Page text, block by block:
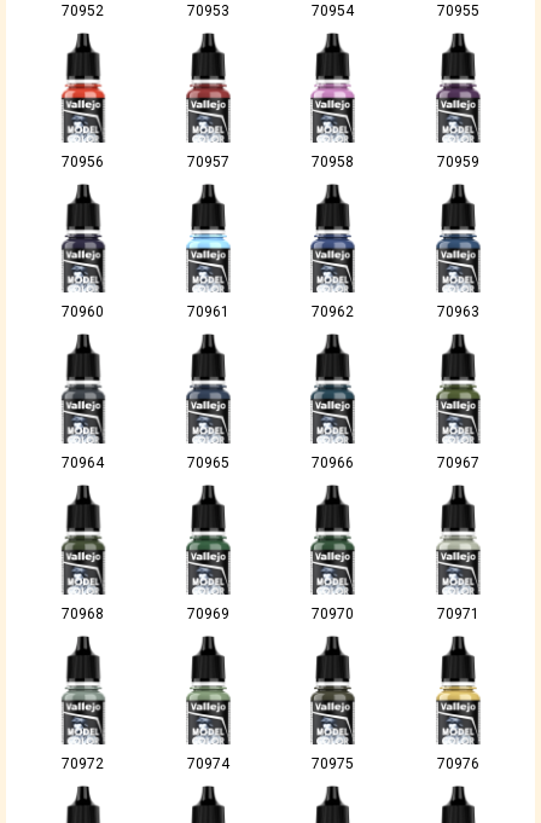
70952 70953 70954 70955
70956 70957 70958 70959
70960 70961 70962 70963
70964 70965 70966 70967
70968 70969 70970 70971
70972 70974 70975 70976